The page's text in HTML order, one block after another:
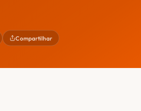
Compartilhar